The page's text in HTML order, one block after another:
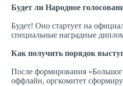
Будет ли Народное
Будет! Оно стартует на
специальные наградные
Как получить порядок
После формирования
оффлайн, оргкомитет